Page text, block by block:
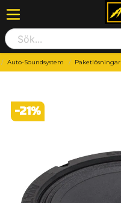
Auto-Soundsystem Paketlösningar
-21%